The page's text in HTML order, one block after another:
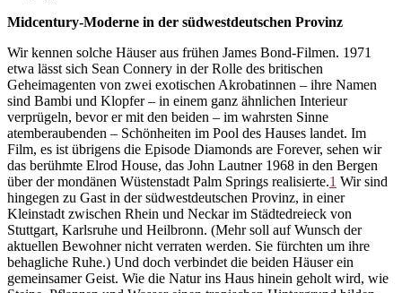
Midcentury-Moderne in der südwestdeutschen Provinz
Wir kennen solche Häuser aus frühen James Bond-Filmen. 1971
etwa lässt sich Sean Connery in der Rolle des britischen
Geheimagenten von zwei exotischen Akrobatinnen – ihre Namen
sind Bambi und Klopfer – in einem ganz ähnlichen Interieur
verprügeln, bevor er mit den beiden – im wahrsten Sinne
atemberaubenden – Schönheiten im Pool des Hauses landet. Im
Film, es ist übrigens die Episode Diamonds are Forever, sehen wir
das berühmte Elrod House, das John Lautner 1968 in den Bergen
über der mondänen Wüstenstadt Palm Springs realisierte.1 Wir sind
hingegen zu Gast in der südwestdeutschen Provinz, in einer
Kleinstadt zwischen Rhein und Neckar im Städtedreieck von
Stuttgart, Karlsruhe und Heilbronn. (Mehr soll auf Wunsch der
aktuellen Bewohner nicht verraten werden. Sie fürchten um ihre
behagliche Ruhe.) Und doch verbindet die beiden Häuser ein
gemeinsamer Geist. Wie die Natur ins Haus hinein geholt wird, wie